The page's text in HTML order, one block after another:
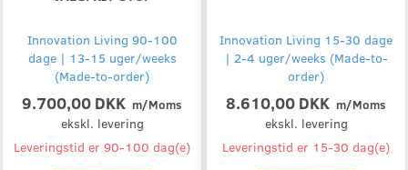
Innovation Living 90-100
dage | 13-15 uger/weeks
(Made-to-order)
9.700,00 DKK m/Moms
ekskl. levering
Leveringstid er 90-100 dag(e)
Innovation Living 15-30 dage
| 2-4 uger/weeks (Made-to-
order)
8.610,00 DKK m/Moms
ekskl. levering
Leveringstid er 15-30 dag(e)